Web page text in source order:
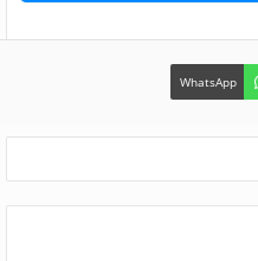
WhatsApp